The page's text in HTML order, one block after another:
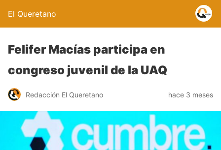
El Queretano
Felifer Macías participa en
congreso juvenil de la UAQ
Redacción El Queretano hace 3 meses